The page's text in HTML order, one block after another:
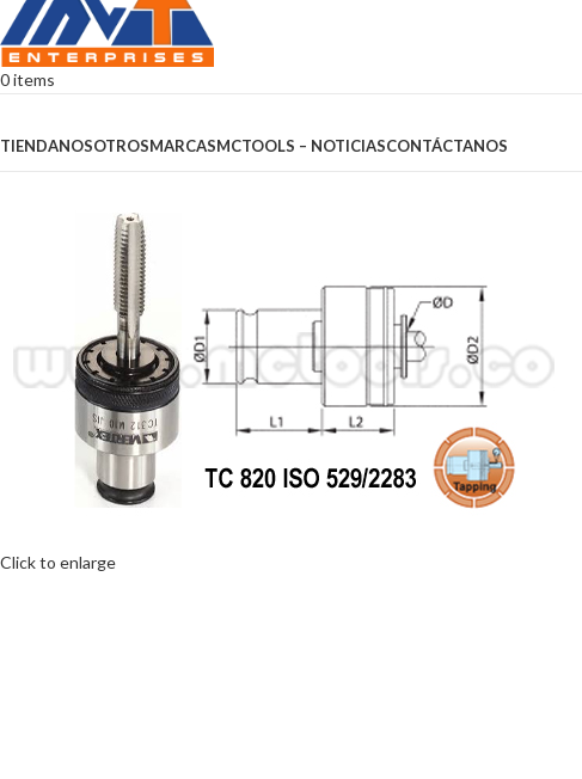
0items
TIENDANOSOTROSMARCASMCTOOLS – NOTICIASCONTÁCTANOS
Click to enlarge